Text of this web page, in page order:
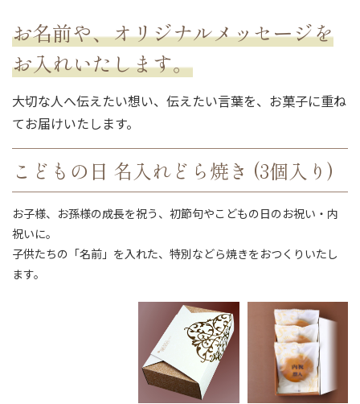
退職・異動の挨拶におすすめのお菓子ギ
もらっ
お名前や、オリジナルメッセージを
お入れいたします。
大切な人へ伝えたい想い、伝えたい言葉を、お菓子に重ね
てお届けいたします。
こどもの日 名入れどら焼き (3個入り)
お子様、お孫様の成長を祝う、初節句やこどもの日のお祝い・内
祝いに。
子供たちの「名前」を入れた、特別などら焼きをおつくりいたし
ます。